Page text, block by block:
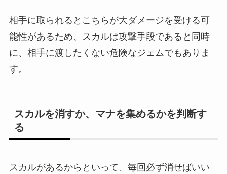
相手に取られるとこちらが大ダメージを受ける可
能性があるため、スカルは攻撃手段であると同時
に、相手に渡したくない危険なジェムでもありま
す。
スカルを消すか、マナを集めるかを判断す
る
スカルがあるからといって、毎回必ず消せばいい